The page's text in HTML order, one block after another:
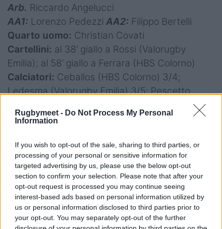
Rugbymeet - Do Not Process My Personal
Information
If you wish to opt-out of the sale, sharing to third parties, or
processing of your personal or sensitive information for
targeted advertising by us, please use the below opt-out
section to confirm your selection. Please note that after your
opt-out request is processed you may continue seeing
interest-based ads based on personal information utilized by
us or personal information disclosed to third parties prior to
your opt-out. You may separately opt-out of the further
Arb. Riccardo Angelucci
AA1: Lorenzo Pedezzi AA2: Filippo Bertelli
Quarto uomo: Christian Covati
Cartellini: al 38’ giallo a Rossi (Valorugby
Emilia); al 58’ giallo a Ferrara (HBS Colorno)
Calciatori: Ceballos (HBS Colorno) 3/4;
Ledesma (Valorugby Emilia) 3/5; Pescetto
Note:Giornata soleggiata (21°), vento 11 Km/h
erba seminata a macchia di leopardo. 800
spettatori.
Punti conquistati in classifica:HBS Colorno 1;
Valorugby Emilia 5